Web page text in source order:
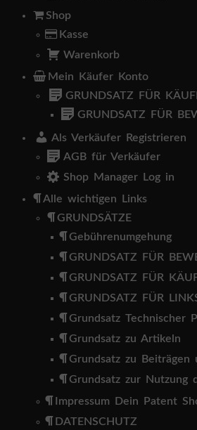
Shop
Kasse
Warenkorb
Mein Käufer Konto
GRUNDSATZ FÜR
GRUNDSATZ FÜR
Als Verkäufer Registrieren
AGB für Verkäufer
Shop Manager Log in
Alle wichtigen Links
GRUNDSÄTZE
Gebührenumgehung
GRUNDSATZ FÜR
GRUNDSATZ FÜR
GRUNDSATZ FÜR
Grundsatz Technischer
Grundsatz zu Artikeln
Grundsatz zu Beiträgen
Grundsatz zur Nutzung
Impressum Dein Patent
DATENSCHUTZ